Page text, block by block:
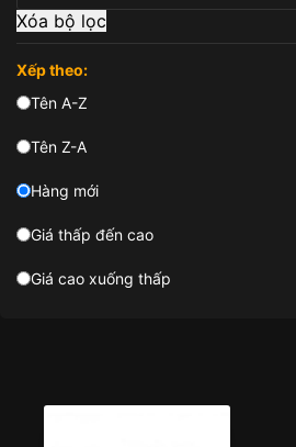
Xóa bộ lọc
Xếp theo:
Tên A-Z
Tên Z-A
Hàng mới
Giá thấp đến cao
Giá cao xuống thấp